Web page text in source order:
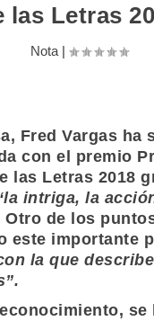
las Letras
Nota|
Fred Vargas ha
con el premio
las Letras 2018
intriga, la
Otro de los
este importante
la que
se